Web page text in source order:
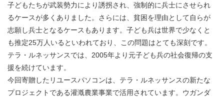
子どもたちが武装勢力により誘拐され、強制的に兵士にさせられ
るケースが多くありました。さらには、貧困を理由として自らが
志願し兵士となるケースもあります。子ども兵は世界で少なくと
も推定25万人いるといわれており、この問題はとても深刻です。
テラ・ルネッサンスでは、2005年より元子ども兵の社会復帰の支
援を続けています。
今回寄贈したリユースパソコンは、テラ・ルネッサンスの新たな
プロジェクトである灌漑農業事業で活用されています。ウガンダ